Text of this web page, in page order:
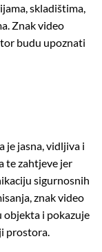
skladištima,
Znak video
budu upoznati
je jasna, vidljiva i
te zahtjeve jer
sigurnosnih
znak video
i pokazuje
prostora.